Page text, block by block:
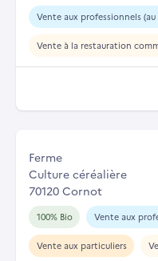
Vente aux professionnels
Vente à la restauration
Ferme
Culture céréalière
70120 Cornot
100% Bio Vente aux
Vente aux particuliers